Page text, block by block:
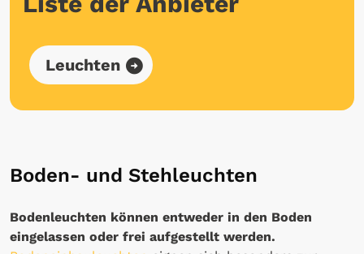
Leuchten
Boden- und Stehleuchten
Bodenleuchten können entweder in den Boden
eingelassen oder frei aufgestellt werden.